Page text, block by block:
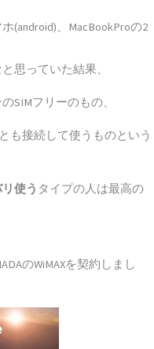
(android)、MacBookProの2
思っていた結果、
SIMフリーのもの、
も接続して使うものという
使う タイプの人は最高の
のWiMAXを契約しまし